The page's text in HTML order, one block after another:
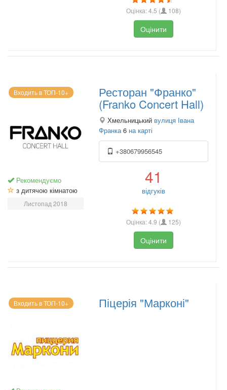
Оцінка:4.5 ( 108)
Оцінити
Входить в ТОП-10+
Рекомендуємо
з дитячою кімнатою
Листопад 2018
Ресторан "Франко"
(Franko Concert Hall)
Хмельницький вулиця Івана
Франка 6 на карті
+380679956545
41
відгуків
Оцінка:4.9 ( 125)
Оцінити
Входить в ТОП-10+ Піцерія "Марконі"